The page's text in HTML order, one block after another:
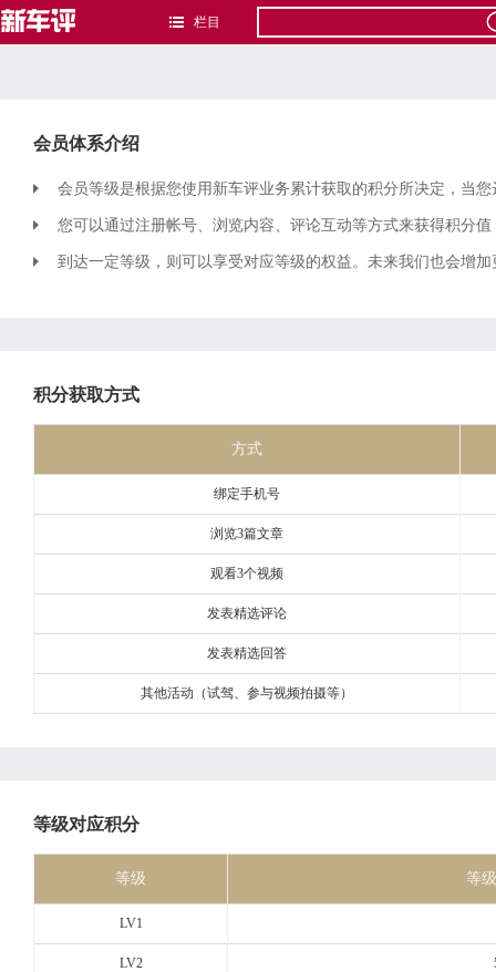
栏目
会员体系介绍
会员等级是根据您使用新车评业务累计获取的积分所决定，当
您可以通过注册帐号、浏览内容、评论互动等方式来获得积分
到达一定等级，则可以享受对应等级的权益。未来我们也会增
积分获取方式
方式
绑定手机号
浏览3篇文章
观看3个视频
发表精选评论
发表精选回答
其他活动（试驾、参与视频拍摄等）
等级对应积分
等级 等
LV1
LV2